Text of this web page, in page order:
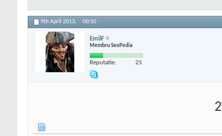
9th April 2013, 00:10
EmilF
Membru SeoPedia
Reputatie: 25